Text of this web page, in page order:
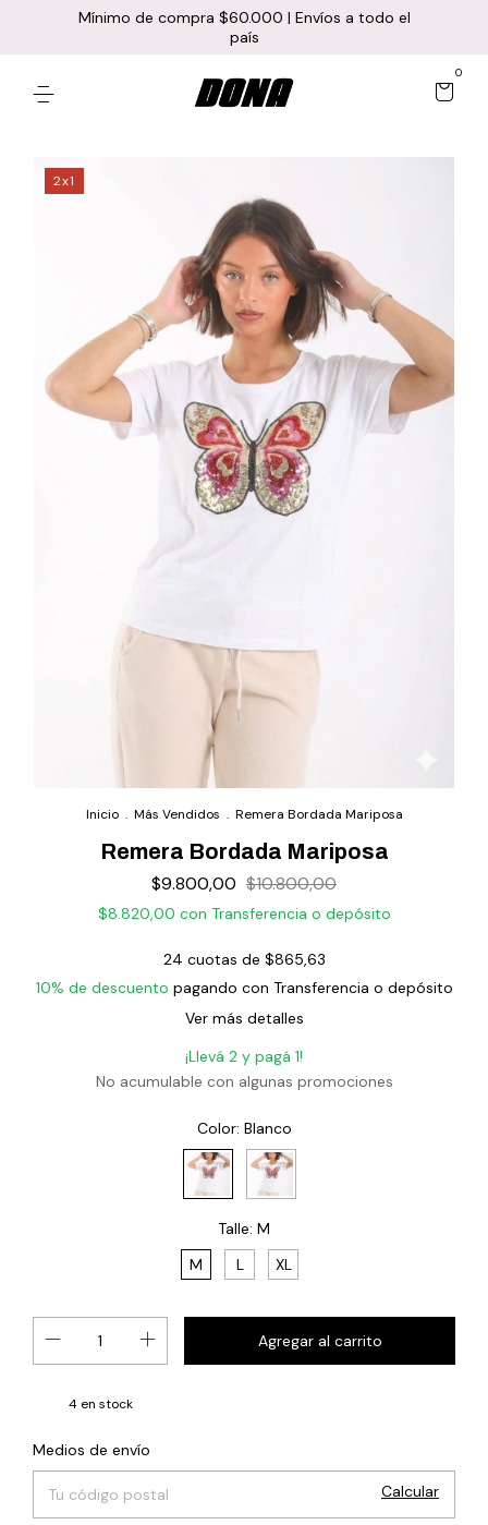
Mínimo de compra $60.000 | Envíos a todo el
país
0
2x1
Inicio . Más Vendidos . Remera Bordada Mariposa
Remera Bordada Mariposa
$9.800,00 $10.800,00
$8.820,00 con Transferencia o depósito
24 cuotas de $865,63
10% de descuento pagando con Transferencia o depósito
Ver más detalles
¡Llevá 2 y pagá 1!
No acumulable con algunas promociones
Color: Blanco
Talle: M
M
L XL
4en stock
Entregas para el CP:
Medios de envío
Calcular